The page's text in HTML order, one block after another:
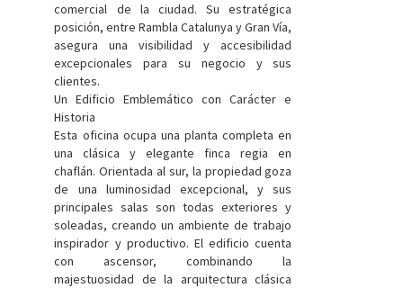
comercial de la ciudad. Su estratégica
posición, entre Rambla Catalunya y Gran Vía,
asegura una visibilidad y accesibilidad
excepcionales para su negocio y sus
clientes.
Un Edificio Emblemático con Carácter e
Historia
Esta oficina ocupa una planta completa en
una clásica y elegante finca regia en
chaflán. Orientada al sur, la propiedad goza
de una luminosidad excepcional, y sus
principales salas son todas exteriores y
soleadas, creando un ambiente de trabajo
inspirador y productivo. El edificio cuenta
con ascensor, combinando la
majestuosidad de la arquitectura clásica